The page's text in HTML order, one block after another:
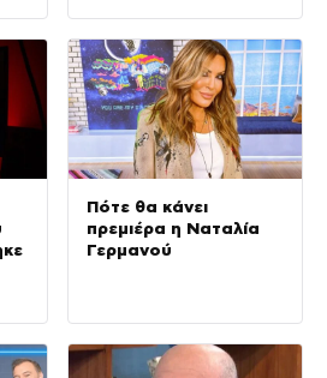
Πότε θα κάνει
πρεμιέρα η Ναταλία
Γερμανού